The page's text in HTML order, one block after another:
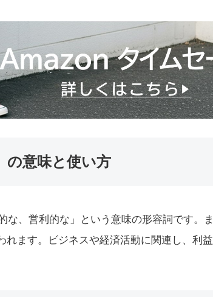
の意味と使い方
な、営利的な」という意味の形容詞です。
れます。ビジネスや経済活動に関連し、利